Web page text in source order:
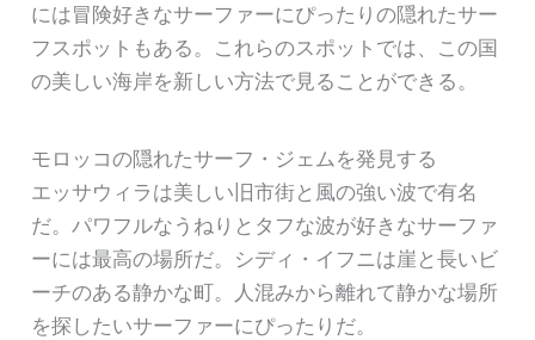
には冒険好きなサーファーにぴったりの隠れたサー
フスポットもある。これらのスポットでは、この国
の美しい海岸を新しい方法で見ることができる。
モロッコの隠れたサーフ・ジェムを発見する
エッサウィラは美しい旧市街と風の強い波で有名
だ。パワフルなうねりとタフな波が好きなサーファ
ーには最高の場所だ。シディ・イフニは崖と長いビ
ーチのある静かな町。人混みから離れて静かな場所
を探したいサーファーにぴったりだ。